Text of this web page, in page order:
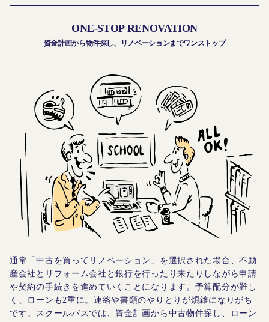
ONE-STOP RENOVATION
資金計画から物件探し、リノベーションまでワンストップ
通常「中古を買ってリノベーション」を選択された場合、不動
産会社とリフォーム会社と銀行を行ったり来たりしながら申請
や契約の手続きを進めていくことになります。予算配分が難し
く、ローンも2重に。連絡や書類のやりとりが煩雑になりがち
です。スクールバスでは、資金計画から中古物件探し、ローン